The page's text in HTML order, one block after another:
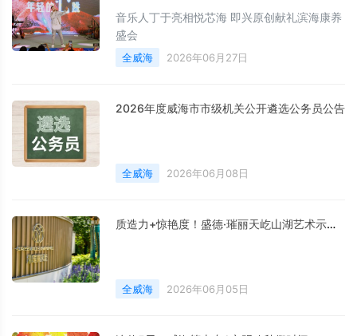
音乐人丁于亮相悦芯海 即兴原创献礼滨海康养
盛会
全威海 2026年06月27日
2026年度威海市市级机关公开遴选公务员公告
全威海 2026年06月08日
质造力+惊艳度！盛德·璀丽天屹山湖艺术示范区圆满启卷
全威海 2026年06月05日